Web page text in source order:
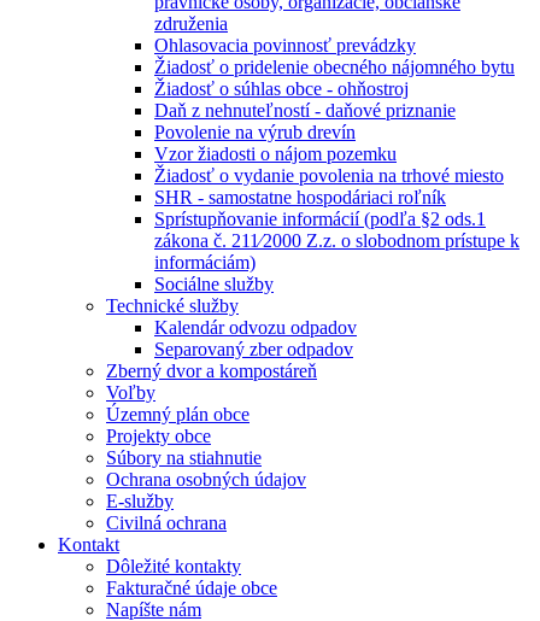
združenia
Ohlasovacia povinnosť prevádzky
Žiadosť o pridelenie obecného nájomného bytu
Žiadosť o súhlas obce - ohňostroj
Daň z nehnuteľností - daňové priznanie
Povolenie na výrub drevín
Vzor žiadosti o nájom pozemku
Žiadosť o vydanie povolenia na trhové miesto
SHR - samostatne hospodáriaci roľník
Sprístupňovanie informácií (podľa §2 ods.1
zákona č. 211⁄2000 Z.z. o slobodnom prístupe k
informáciám)
Sociálne služby
Technické služby
Kalendár odvozu odpadov
Separovaný zber odpadov
Zberný dvor a kompostáreň
Voľby
Územný plán obce
Projekty obce
Súbory na stiahnutie
Ochrana osobných údajov
E-služby
Civilná ochrana
Kontakt
Dôležité kontakty
Fakturačné údaje obce
Napíšte nám